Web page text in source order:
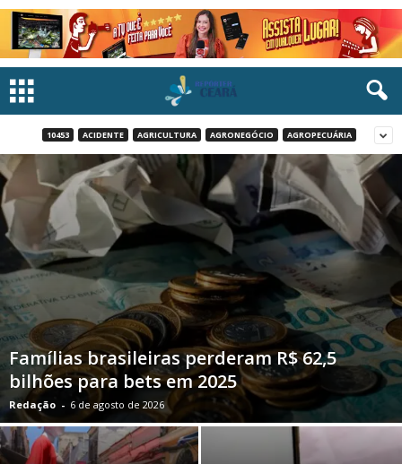
10453 ACIDENTE AGRICULTURA AGRONEGÓCIO AGROPECUÁRIA
Famílias brasileiras perderam R$ 62,5
bilhões para bets em 2025
Redação - 6 de agosto de 2026